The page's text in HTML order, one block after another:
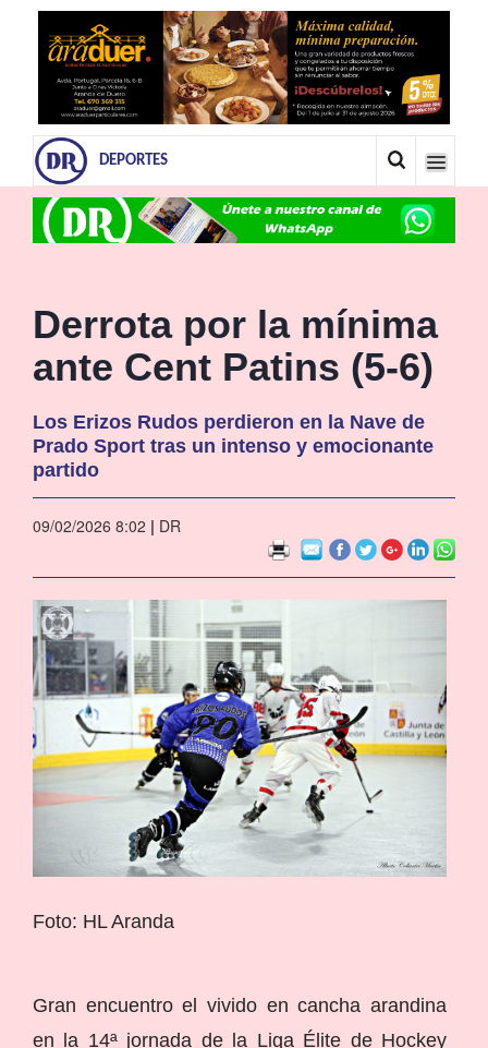
DEPORTES
Derrota por la mínima
ante Cent Patins (5-6)
Los Erizos Rudos perdieron en la Nave de
Prado Sport tras un intenso y emocionante
partido
09/02/2026 8:02 | DR
Foto: HL Aranda
Gran encuentro el vivido en cancha arandina
en la 14ª jornada de la Liga Élite de Hockey